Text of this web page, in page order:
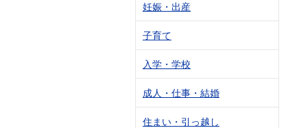
妊娠・出産
子育て
入学・学校
成人・仕事・結婚
住まい・引っ越し